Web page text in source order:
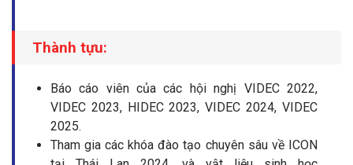
Thành tựu:
Báo cáo viên của các hội nghị VIDEC 2022,
VIDEC 2023, HIDEC 2023, VIDEC 2024, VIDEC
2025.
Tham gia các khóa đào tạo chuyên sâu về ICON